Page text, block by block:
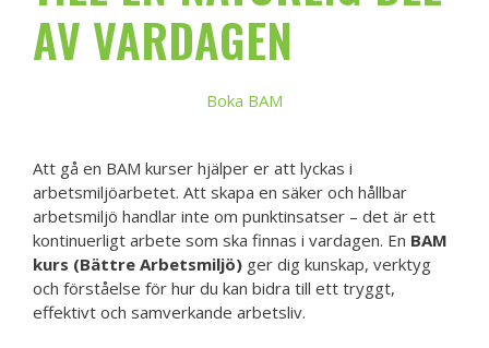
AV VARDAGEN
Boka BAM
Att gå en BAM kurser hjälper er att lyckas i
arbetsmiljöarbetet. Att skapa en säker och hållbar
arbetsmiljö handlar inte om punktinsatser – det är ett
kontinuerligt arbete som ska finnas i vardagen. En BAM
kurs (Bättre Arbetsmiljö) ger dig kunskap, verktyg
och förståelse för hur du kan bidra till ett tryggt,
effektivt och samverkande arbetsliv.